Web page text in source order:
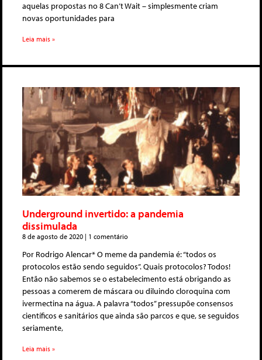
aquelas propostas no 8 Can’t Wait – simplesmente criam
novas oportunidades para
Leia mais »
Underground invertido: a pandemia
dissimulada
8 de agosto de 2020 1 comentário
Por Rodrigo Alencar* O meme da pandemia é: “todos os
protocolos estão sendo seguidos”. Quais protocolos? Todos!
Então não sabemos se o estabelecimento está obrigando as
pessoas a comerem de máscara ou diluindo cloroquina com
ivermectina na água. A palavra “todos” pressupõe consensos
científicos e sanitários que ainda são parcos e que, se seguidos
seriamente,
Leia mais »